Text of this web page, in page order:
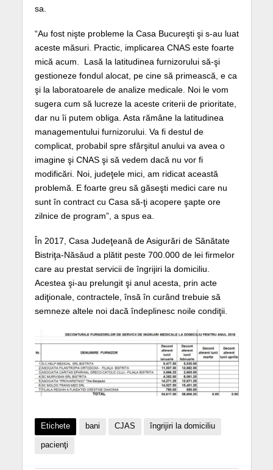
sa.
“Au fost nişte probleme la Casa Bucureşti şi s-au luat
aceste măsuri. Practic, implicarea CNAS este foarte
mică acum. Lasă la latitudinea furnizorului să-şi
gestioneze fondul alocat, pe cine să primească, e ca
şi la laboratoarele de analize medicale. Noi le vom
sugera cum să lucreze la aceste criterii de prioritate,
dar nu îi putem obliga. Asta rămâne la latitudinea
managementului furnizorului. Va fi destul de
complicat, probabil spre sfârşitul anului va avea o
imagine şi CNAS şi să vedem dacă nu vor fi
modificări. Noi, judeţele mici, am ridicat această
problemă. E foarte greu să găseşti medici care nu
sunt în contract cu Casa să-ţi acopere şapte ore
zilnice de program”, a spus ea.
În 2017, Casa Judeţeană de Asigurări de Sănătate
Bistriţa-Năsăud a plătit peste 700.000 de lei firmelor
care au prestat servicii de îngrijiri la domiciliu.
Acestea şi-au prelungit şi anul acesta, prin acte
adiţionale, contractele, însă în curând trebuie să
semneze altele noi dacă îndeplinesc noile condiţii.
Etichete bani CJAS îngrijiri la domiciliu
pacienţi